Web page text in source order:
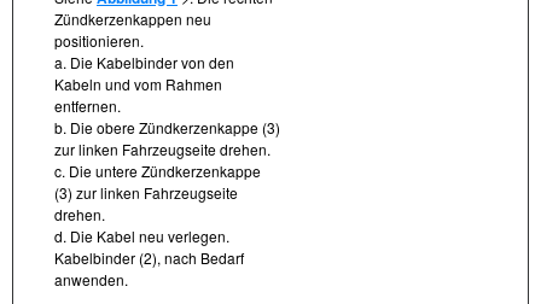
Zündkerzenkappen neu
positionieren.
a. Die Kabelbinder von den
Kabeln und vom Rahmen
entfernen.
b. Die obere Zündkerzenkappe (3)
zur linken Fahrzeugseite drehen.
c. Die untere Zündkerzenkappe
(3) zur linken Fahrzeugseite
drehen.
d. Die Kabel neu verlegen.
Kabelbinder (2), nach Bedarf
anwenden.